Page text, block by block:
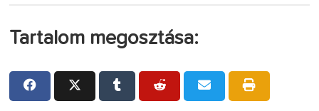
Tartalom megosztása: